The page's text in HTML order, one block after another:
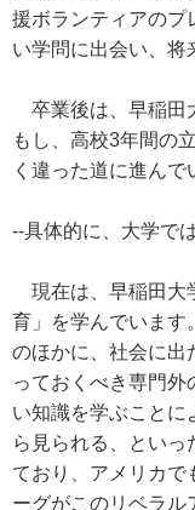
援ボランティアのプ
い学問に出会い、将
卒業後は、早稲田
もし、高校3年間の
く違った道に進んで
--具体的に、大学で
現在は、早稲田大
育」を学んでいます
のほかに、社会に出
っておくべき専門
い知識を学ぶことに
ら見られる、とい
ており、アメリカで
ーグがこのリベラル